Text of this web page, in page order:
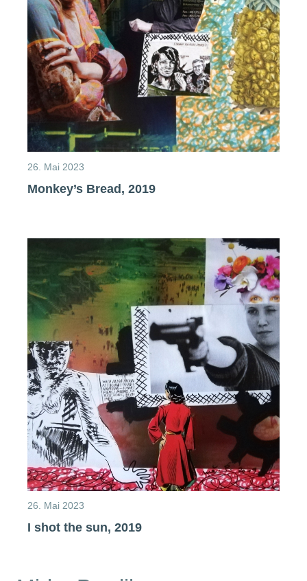
26. Mai 2023
Monkey’s Bread, 2019
26. Mai 2023
I shot the sun, 2019